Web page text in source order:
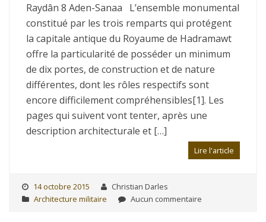
Raydân 8 Aden-Sanaa L’ensemble monumental
constitué par les trois remparts qui protégent
la capitale antique du Royaume de Hadramawt
offre la particularité de posséder un minimum
de dix portes, de construction et de nature
différentes, dont les rôles respectifs sont
encore difficilement compréhensibles[1]. Les
pages qui suivent vont tenter, après une
description architecturale et […]
Lire l'article
14 octobre 2015
Christian Darles
Architecture militaire
Aucun commentaire